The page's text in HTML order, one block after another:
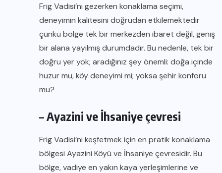
Frig Vadisi’ni gezerken konaklama seçimi,
deneyimin kalitesini doğrudan etkilemektedir
çünkü bölge tek bir merkezden ibaret değil, geniş
bir alana yayılmış durumdadır. Bu nedenle, tek bir
doğru yer yok; aradığınız şey önemli: doğa içinde
huzur mu, köy deneyimi mi; yoksa şehir konforu
mu?
– Ayazini ve İhsaniye çevresi
Frig Vadisi’ni keşfetmek için en pratik konaklama
bölgesi Ayazini Köyü ve İhsaniye çevresidir. Bu
bölge, vadiye en yakın kaya yerleşimlerine ve